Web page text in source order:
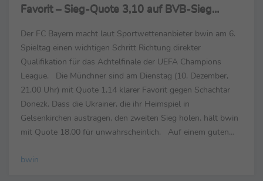
Favorit – Sieg-Quote 3,10 auf BVB-Sieg
Der FC Bayern macht laut Sportwettenanbieter bwin am 6.
Spieltag einen wichtigen Schritt Richtung direkter
Qualifikation für das Achtelfinale der UEFA Champions
League. Die Münchner sind am Dienstag (10. Dezember,
21.00 Uhr) mit Quote 1,14 klarer Favorit gegen Schachtar
Donezk. Dass die Ukrainer, die ihr Heimspiel in
Gelsenkirchen austragen, den zweiten Sieg holen, hält bwin
mit Quote 18,00 für unwahrscheinlich. Auf einem guten
bwin